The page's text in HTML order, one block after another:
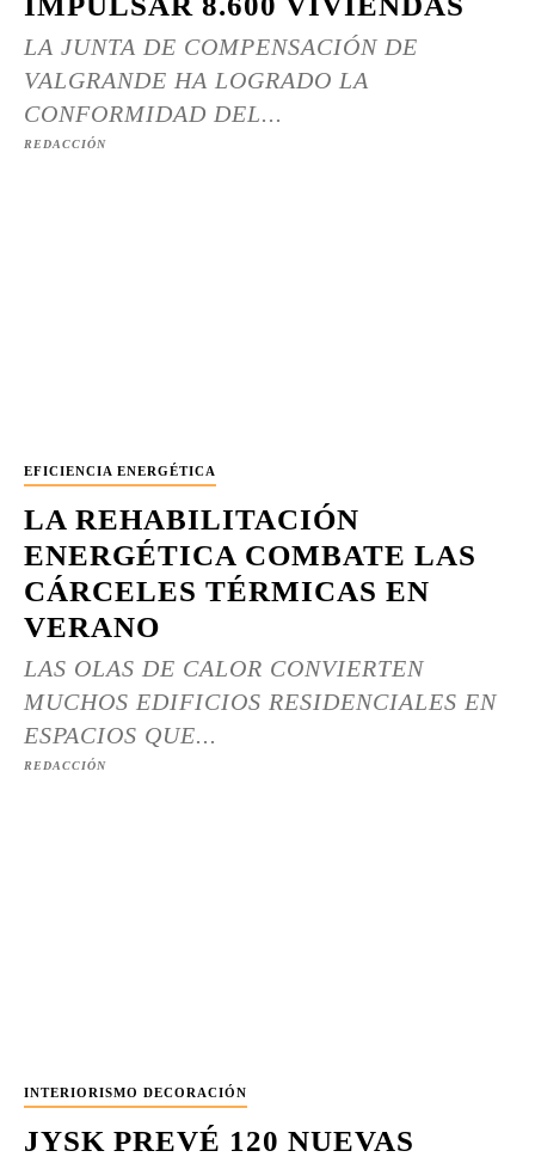
LA JUNTA DE COMPENSACIÓN DE
VALGRANDE HA LOGRADO LA
CONFORMIDAD DEL...
REDACCIÓN
EFICIENCIA ENERGÉTICA
LA REHABILITACIÓN
ENERGÉTICA COMBATE LAS
CÁRCELES TÉRMICAS EN
VERANO
LAS OLAS DE CALOR CONVIERTEN
MUCHOS EDIFICIOS RESIDENCIALES EN
ESPACIOS QUE...
REDACCIÓN
INTERIORISMO DECORACIÓN
JYSK PREVÉ 120 NUEVAS